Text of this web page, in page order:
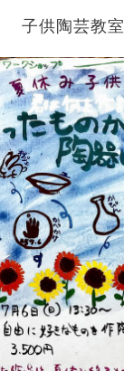
子供陶芸教室